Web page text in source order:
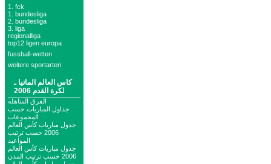
1. fck
1. bundesliga
2. bundesliga
3. liga
regionalliga
top12 ligen europa
fussball-wetten
weitere sportarten
كاس العالم المانيا ـ
لكرة القدم 2006
الفرق المتاهله
جداول المباريات حسب
المجموعات
جدول مباريات كأس العالم
2006 حسب ترتيب
المواعيد
جدول مباريات كأس العالم
2006 حسب ترتيب المدن